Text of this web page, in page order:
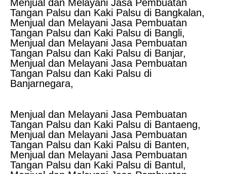
Menjual dan Melayani Jasa Pembuatan
Tangan Palsu dan Kaki Palsu di Bangkalan,
Menjual dan Melayani Jasa Pembuatan
Tangan Palsu dan Kaki Palsu di Bangli,
Menjual dan Melayani Jasa Pembuatan
Tangan Palsu dan Kaki Palsu di Banjar,
Menjual dan Melayani Jasa Pembuatan
Tangan Palsu dan Kaki Palsu di
Banjarnegara,
Menjual dan Melayani Jasa Pembuatan
Tangan Palsu dan Kaki Palsu di Bantaeng,
Menjual dan Melayani Jasa Pembuatan
Tangan Palsu dan Kaki Palsu di Banten,
Menjual dan Melayani Jasa Pembuatan
Tangan Palsu dan Kaki Palsu di Bantul,